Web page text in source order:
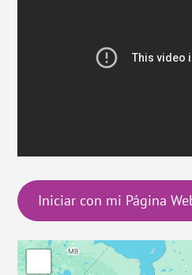
Iniciar con mi Página